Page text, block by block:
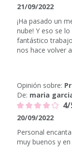
21/09/2022
¡Ha pasado un
nube! Y eso se
fantástico
nos hace volver
Opinión sobre:
De: maria
20/09/2022
Personal
muy buenos y